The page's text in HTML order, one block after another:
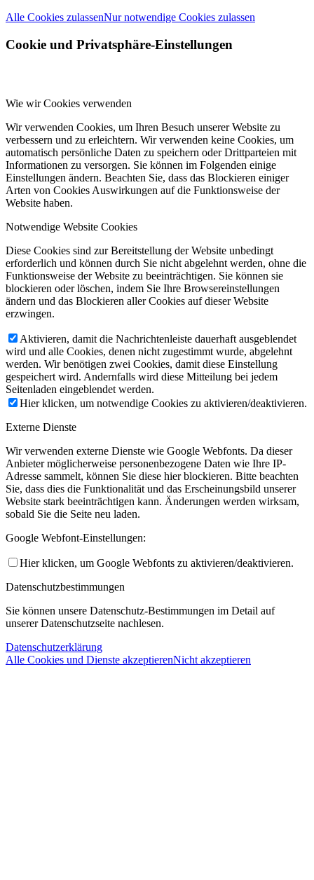
Alle Cookies zulassenNur notwendige Cookies zulassen
Cookie und Privatsphäre-Einstellungen
Wie wir Cookies verwenden
Wir verwenden Cookies, um Ihren Besuch unserer Website zu
verbessern und zu erleichtern. Wir verwenden keine Cookies, um
automatisch persönliche Daten zu speichern oder Drittparteien mit
Informationen zu versorgen. Sie können im Folgenden einige
Einstellungen ändern. Beachten Sie, dass das Blockieren einiger
Arten von Cookies Auswirkungen auf die Funktionsweise der
Website haben.
Notwendige Website Cookies
Diese Cookies sind zur Bereitstellung der Website unbedingt
erforderlich und können durch Sie nicht abgelehnt werden, ohne die
Funktionsweise der Website zu beeinträchtigen. Sie können sie
blockieren oder löschen, indem Sie Ihre Browsereinstellungen
ändern und das Blockieren aller Cookies auf dieser Website
erzwingen.
Aktivieren, damit die Nachrichtenleiste dauerhaft ausgeblendet
wird und alle Cookies, denen nicht zugestimmt wurde, abgelehnt
werden. Wir benötigen zwei Cookies, damit diese Einstellung
gespeichert wird. Andernfalls wird diese Mitteilung bei jedem
Seitenladen eingeblendet werden.
Hier klicken, um notwendige Cookies zu aktivieren/deaktivieren.
Externe Dienste
Wir verwenden externe Dienste wie Google Webfonts. Da dieser
Anbieter möglicherweise personenbezogene Daten wie Ihre IP-
Adresse sammelt, können Sie diese hier blockieren. Bitte beachten
Sie, dass dies die Funktionalität und das Erscheinungsbild unserer
Website stark beeinträchtigen kann. Änderungen werden wirksam,
sobald Sie die Seite neu laden.
Google Webfont-Einstellungen:
Hier klicken, um Google Webfonts zu aktivieren/deaktivieren.
Datenschutzbestimmungen
Sie können unsere Datenschutz-Bestimmungen im Detail auf
unserer Datenschutzseite nachlesen.
Datenschutzerklärung
Alle Cookies und Dienste akzeptierenNicht akzeptieren